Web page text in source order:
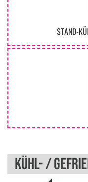
STAND-